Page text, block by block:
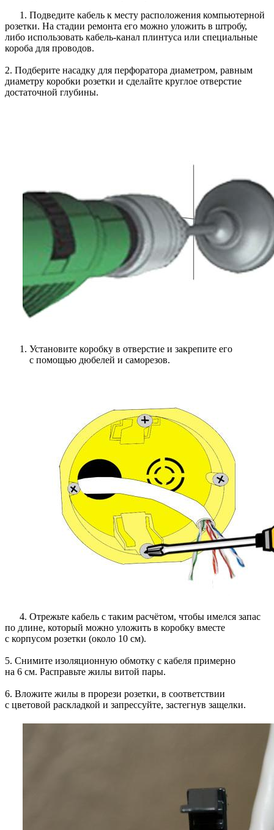
1. Подведите кабель к месту расположения компьютерной
розетки. На стадии ремонта его можно уложить в штробу,
либо использовать кабель-канал плинтуса или специальные
короба для проводов.
2. Подберите насадку для перфоратора диаметром, равным
диаметру коробки розетки и сделайте круглое отверстие
достаточной глубины.
Установите коробку в отверстие и закрепите его
с помощью дюбелей и саморезов.
4. Отрежьте кабель с таким расчётом, чтобы имелся запас
по длине, который можно уложить в коробку вместе
с корпусом розетки (около 10 см).
5. Снимите изоляционную обмотку с кабеля примерно
на 6 см. Расправьте жилы витой пары.
6. Вложите жилы в прорези розетки, в соответствии
с цветовой раскладкой и запрессуйте, застегнув защелки.